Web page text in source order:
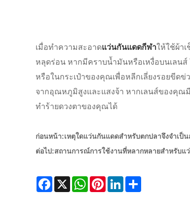
เมื่อทำความสะอาดแว่นกันแดดกีฬาให้ใช้ผ้า
หลุดร่อน หากมีคราบน้ำมันหรือเหงื่อบนเลนส์
หรือในกระเป๋าของคุณเพื่อหลีกเลี่ยงรอยขีด
จากอุณหภูมิสูงและแสงจ้า หากเลนส์ของคุณ
ทำร้ายดวงตาของคุณได้
ก่อนหน้า:เหตุใดแว่นกันแดดสำหรับตกปลาจึงจำเป็
ต่อไป:สถานการณ์การใช้งานที่หลากหลายสำหรับแ
Facebook
X WhatsAppPinterestLinkedIn